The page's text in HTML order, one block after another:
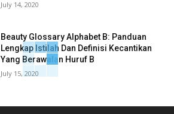
July 14, 2020
Beauty Glossary Alphabet B: Panduan
Lengkap Istilah Dan Definisi Kecantikan
Yang Berawalan Huruf B
July 15, 2020